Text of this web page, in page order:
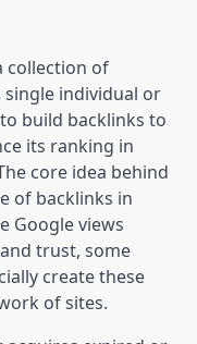
collection of
individual or
build backlinks to
its ranking in
core idea behind
of backlinks in
Google views
trust, some
create these
of sites.